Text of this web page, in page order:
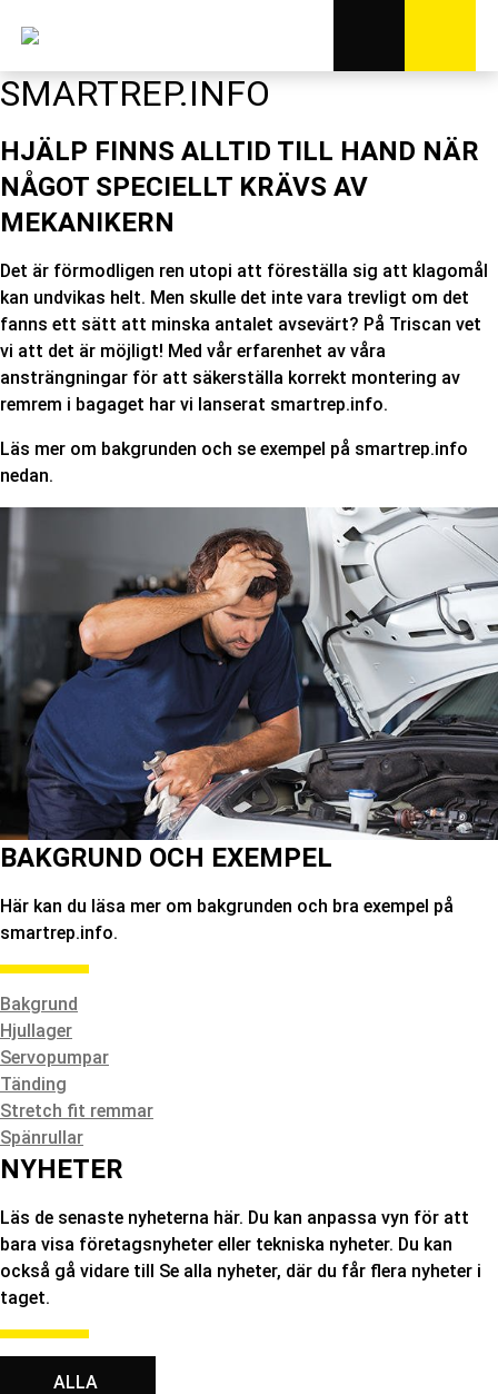
SMARTREP.INFO
HJÄLP FINNS ALLTID TILL HAND NÄR
NÅGOT SPECIELLT KRÄVS AV
MEKANIKERN
Det är förmodligen ren utopi att föreställa sig att klagomål
kan undvikas helt. Men skulle det inte vara trevligt om det
fanns ett sätt att minska antalet avsevärt? På Triscan vet
vi att det är möjligt! Med vår erfarenhet av våra
ansträngningar för att säkerställa korrekt montering av
remrem i bagaget har vi lanserat smartrep.info.
Läs mer om bakgrunden och se exempel på smartrep.info
nedan.
BAKGRUND OCH EXEMPEL
Här kan du läsa mer om bakgrunden och bra exempel på
smartrep.info.
Bakgrund
Hjullager
Servopumpar
Tänding
Stretch fit remmar
Spänrullar
NYHETER
Läs de senaste nyheterna här. Du kan anpassa vyn för att
bara visa företagsnyheter eller tekniska nyheter. Du kan
också gå vidare till Se alla nyheter, där du får flera nyheter i
taget.
ALLA